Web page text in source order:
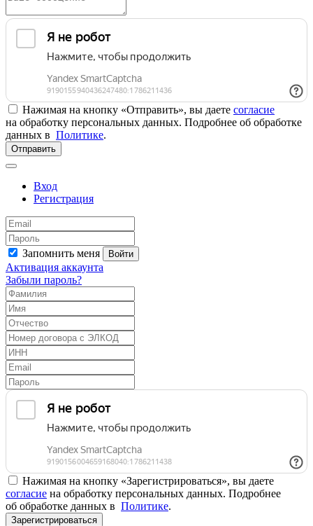
Нажимая на кнопку «Отправить», вы даете согласие
на обработку персональных данных. Подробнее об обработке
данных в Политике.
Отправить
Вход
Регистрация
Запомнить меня Войти
Активация аккаунта
Забыли пароль?
Нажимая на кнопку «Зарегистрироваться», вы даете
согласие на обработку персональных данных. Подробнее
об обработке данных в Политике.
Зарегистрироваться